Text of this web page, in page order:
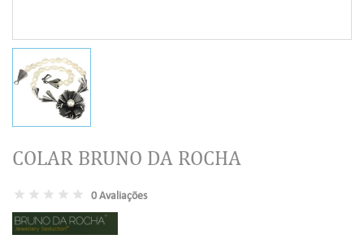
COLAR BRUNO DA ROCHA
0 Avaliações